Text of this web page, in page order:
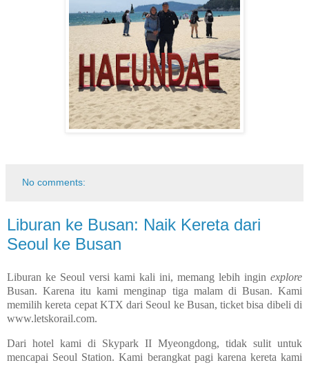
No comments:
Liburan ke Busan: Naik Kereta dari
Seoul ke Busan
Liburan ke Seoul versi kami kali ini, memang lebih ingin explore
Busan. Karena itu kami menginap tiga malam di Busan. Kami
memilih kereta cepat KTX dari Seoul ke Busan, ticket bisa dibeli di
www.letskorail.com.
Dari hotel kami di Skypark II Myeongdong, tidak sulit untuk
mencapai Seoul Station. Kami berangkat pagi karena kereta kami